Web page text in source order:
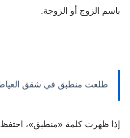
باسم الزوج أو الزوجة.
طلعت منطبق في شقق
إذا ظهرت كلمة «منطبق»،